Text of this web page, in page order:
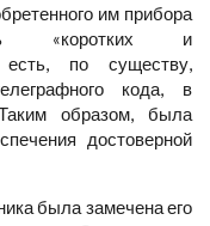
им прибора
«коротких и
есть, по существу,
кода, в
образом, была
достоверной
была замечена его